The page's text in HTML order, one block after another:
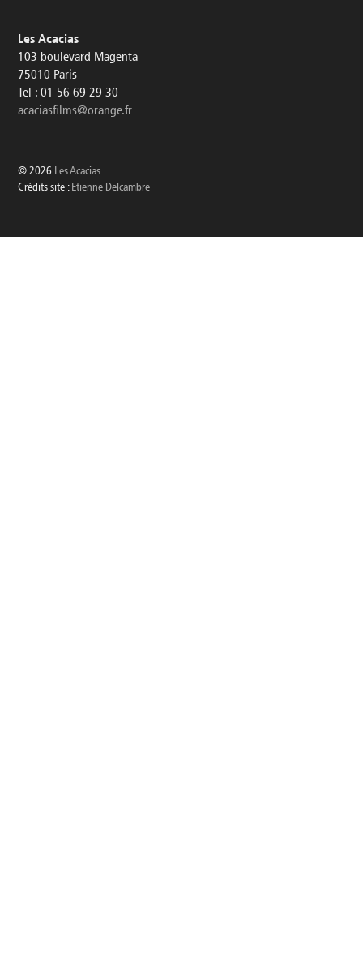
Les Acacias
103 boulevard Magenta
75010 Paris
Tel : 01 56 69 29 30
acaciasfilms@orange.fr
© 2026 Les Acacias.
Crédits site : Etienne Delcambre